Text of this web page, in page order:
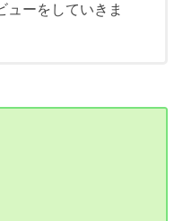
ューをしていきま